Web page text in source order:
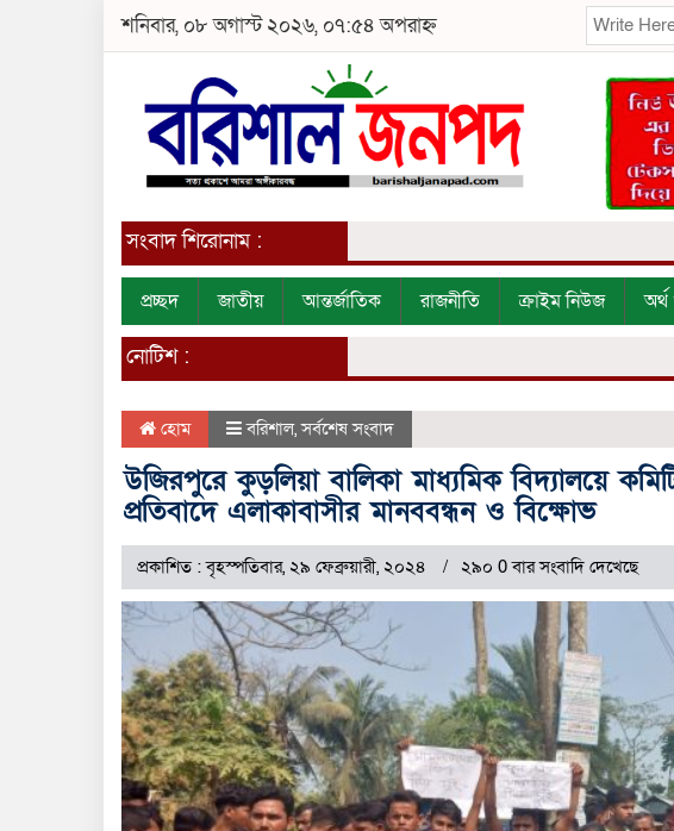
শনিবার, ০৮ অগাস্ট ২০২৬, ০৭:৫৪ অপরাহ্ন
সংবাদ শিরোনাম :
প্রচ্ছদ জাতীয় আন্তর্জাতিক রাজনীতি ক্রাইম নিউজ
নোটিশ :
হোম বরিশাল,সর্বশেষ সংবাদ
উজিরপুরে কুড়লিয়া বালিকা মাধ্যমিক বিদ্যালয়ে
প্রতিবাদে এলাকাবাসীর মানববন্ধন ও বিক্ষোভ
প্রকাশিত : বৃহস্পতিবার, ২৯ ফেব্রুয়ারী, ২০২৪ ২৯০ 0 বার সংবাদি দেখেছে